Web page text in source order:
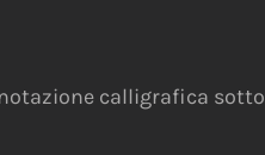
calligrafica sotto